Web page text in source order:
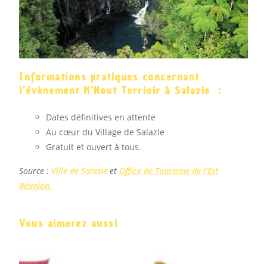
Informations pratiques concernant
l’évènement M’Nout Terrioir à Salazie :
Dates définitives en attente
Au cœur du Village de Salazie
Gratuit et ouvert à tous.
Source : Ville de Salazie et Office de Tourisme de l’Est
Réunion.
Vous aimerez aussi